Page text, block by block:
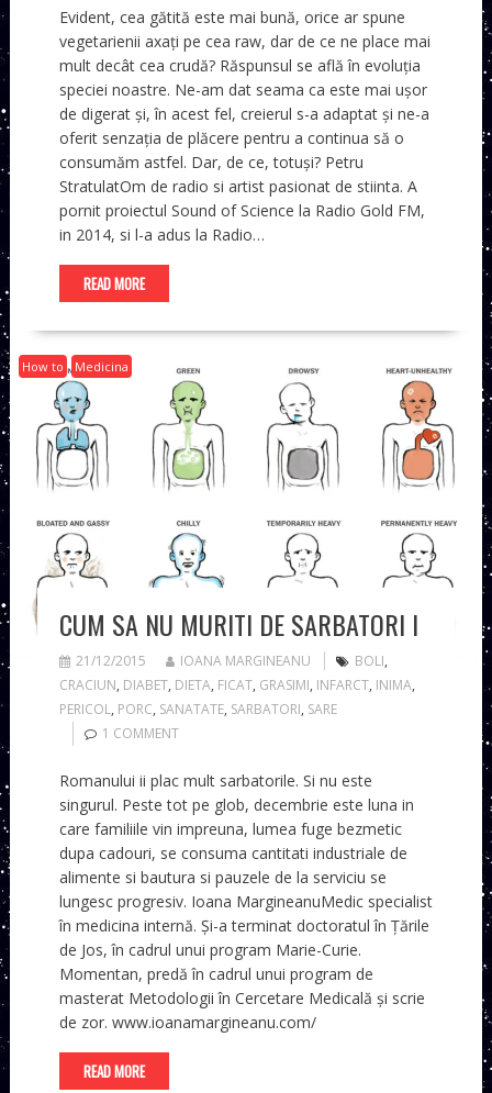
Evident, cea gătită este mai bună, orice ar spune
vegetarienii axați pe cea raw, dar de ce ne place mai
mult decât cea crudă? Răspunsul se află în evoluția
speciei noastre. Ne-am dat seama ca este mai ușor
de digerat și, în acest fel, creierul s-a adaptat și ne-a
oferit senzația de plăcere pentru a continua să o
consumăm astfel. Dar, de ce, totuși? Petru
StratulatOm de radio si artist pasionat de stiinta. A
pornit proiectul Sound of Science la Radio Gold FM,
in 2014, si l-a adus la Radio…
READ MORE
How to Medicina
CUM SA NU MURITI DE SARBATORI I
21/12/2015 IOANA MARGINEANU BOLI,
CRACIUN, DIABET, DIETA, FICAT, GRASIMI, INFARCT, INIMA,
PERICOL, PORC, SANATATE, SARBATORI, SARE
1 COMMENT
Romanului ii plac mult sarbatorile. Si nu este
singurul. Peste tot pe glob, decembrie este luna in
care familiile vin impreuna, lumea fuge bezmetic
dupa cadouri, se consuma cantitati industriale de
alimente si bautura si pauzele de la serviciu se
lungesc progresiv. Ioana MargineanuMedic specialist
în medicina internă. Și-a terminat doctoratul în Țările
de Jos, în cadrul unui program Marie-Curie.
Momentan, predă în cadrul unui program de
masterat Metodologii în Cercetare Medicală și scrie
de zor. www.ioanamargineanu.com/
READ MORE